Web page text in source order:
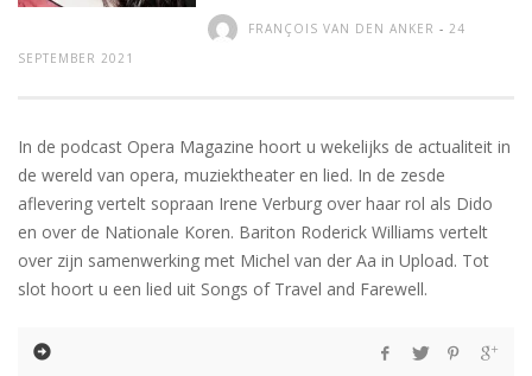
FRANÇOIS VAN DEN ANKER - 24
SEPTEMBER 2021
In de podcast Opera Magazine hoort u wekelijks de actualiteit in
de wereld van opera, muziektheater en lied. In de zesde
aflevering vertelt sopraan Irene Verburg over haar rol als Dido
en over de Nationale Koren. Bariton Roderick Williams vertelt
over zijn samenwerking met Michel van der Aa in Upload. Tot
slot hoort u een lied uit Songs of Travel and Farewell.